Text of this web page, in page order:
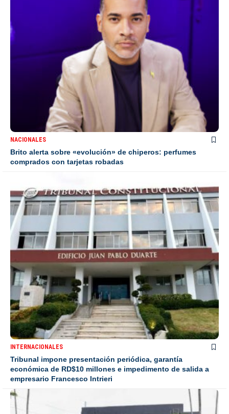
NACIONALES
Brito alerta sobre «evolución» de chiperos: perfumes
comprados con tarjetas robadas
INTERNACIONALES
Tribunal impone presentación periódica, garantía
económica de RD$10 millones e impedimento de salida a
empresario Francesco Intrieri